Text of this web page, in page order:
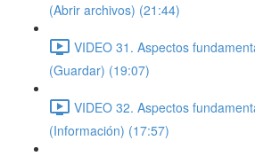
(Abrir archivos) (21:44)
VIDEO 31. Aspectos
(Guardar) (19:07)
VIDEO 32. Aspectos
(Información) (17:57)